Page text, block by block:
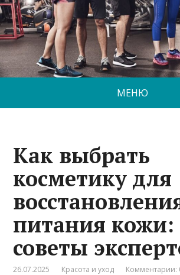
МЕНЮ
Как выбрать
косметику для
питания кожи:
советы
26.07.2025 Красота и уход Комментарии: